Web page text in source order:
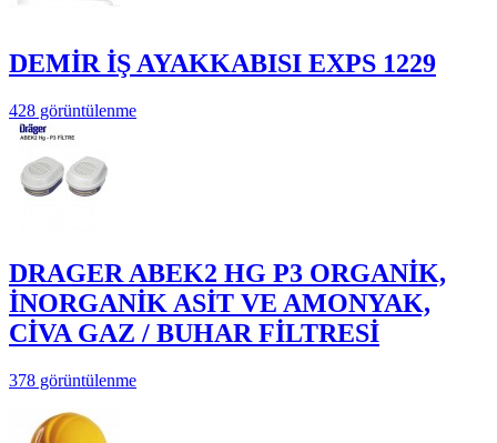
DEMİR İŞ AYAKKABISI EXPS 1229
428 görüntülenme
DRAGER ABEK2 HG P3 ORGANİK,
İNORGANİK ASİT VE AMONYAK,
CİVA GAZ / BUHAR FİLTRESİ
378 görüntülenme